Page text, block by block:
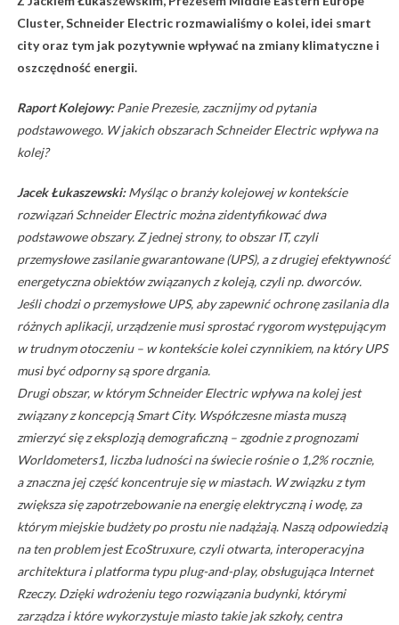
Cluster, Schneider Electric rozmawialiśmy o kolei, idei smart
city oraz tym jak pozytywnie wpływać na zmiany klimatyczne i
oszczędność energii.
Raport Kolejowy:Panie Prezesie, zacznijmy od pytania
podstawowego. W jakich obszarach Schneider Electric wpływa na
kolej?
Jacek Łukaszewski:Myśląc o branży kolejowej w kontekście
rozwiązań Schneider Electric można zidentyfikować dwa
podstawowe obszary. Z jednej strony, to obszar IT, czyli
przemysłowe zasilanie gwarantowane (UPS), a z drugiej efektywność
energetyczna obiektów związanych z koleją, czyli np. dworców.
Jeśli chodzi o przemysłowe UPS, aby zapewnić ochronę zasilania dla
różnych aplikacji, urządzenie musi sprostać rygorom występującym
w trudnym otoczeniu – w kontekście kolei czynnikiem, na który UPS
musi być odporny są spore drgania.
Drugi obszar, w którym Schneider Electric wpływa na kolej jest
związany z koncepcją Smart City. Współczesne miasta muszą
zmierzyć się z eksplozją demograficzną – zgodnie z prognozami
Worldometers1, liczba ludności na świecie rośnie o 1,2% rocznie,
a znaczna jej część koncentruje się w miastach. W związku z tym
zwiększa się zapotrzebowanie na energię elektryczną i wodę, za
którym miejskie budżety po prostu nie nadążają. Naszą odpowiedzią
na ten problem jest EcoStruxure, czyli otwarta, interoperacyjna
architektura i platforma typu plug-and-play, obsługująca Internet
Rzeczy. Dzięki wdrożeniu tego rozwiązania budynki, którymi
zarządza i które wykorzystuje miasto takie jak szkoły, centra